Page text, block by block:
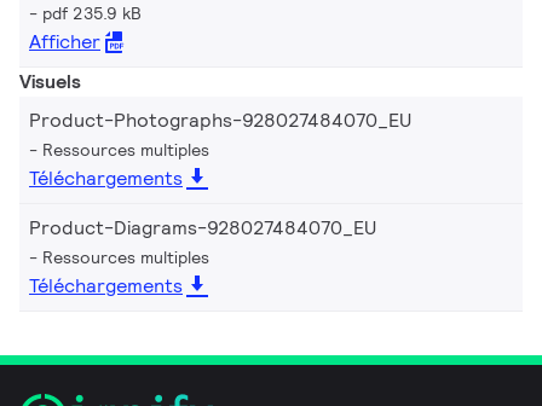
pdf 235.9 kB
Afficher
Visuels
Product-Photographs-928027484070_EU
Ressources multiples
Téléchargements
Product-Diagrams-928027484070_EU
Ressources multiples
Téléchargements